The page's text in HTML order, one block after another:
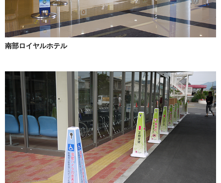
南部ロイヤルホテル